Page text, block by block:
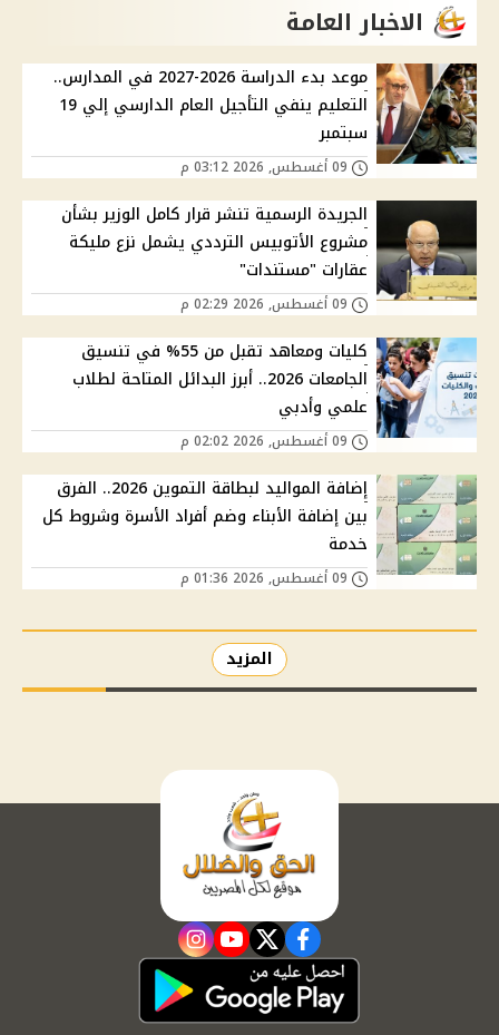
الاخبار العامة
موعد بدء الدراسة 2026-2027 في المدارس..
التعليم ينفي التأجيل العام الدارسي إلي 19
سبتمبر
الجريدة الرسمية تنشر قرار كامل الوزير بشأن
مشروع الأتوبيس الترددي يشمل نزع مليكة
عقارات "مستندات"
كليات ومعاهد تقبل من 55% في تنسيق
الجامعات 2026.. أبرز البدائل المتاحة لطلاب
علمي وأدبي
إضافة المواليد لبطاقة التموين 2026.. الفرق
بين إضافة الأبناء وضم أفراد الأسرة وشروط كل
خدمة
المزيد
facebook
twitter
youtube
instagram